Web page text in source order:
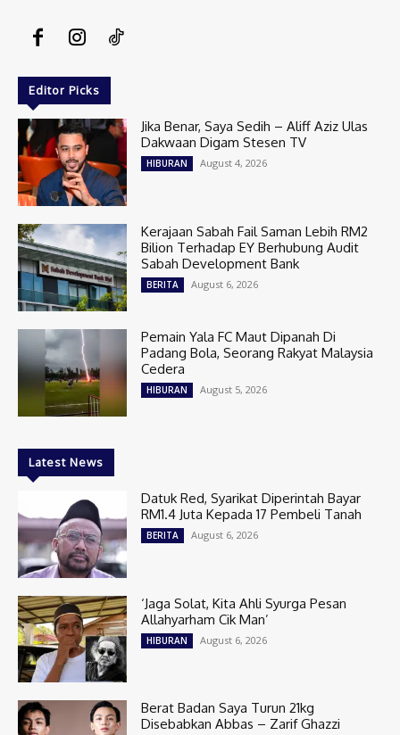
Editor Picks
Jika Benar, Saya Sedih – Aliff Aziz Ulas
Dakwaan Digam Stesen TV
HIBURAN August 4, 2026
Kerajaan Sabah Fail Saman Lebih RM2
Bilion Terhadap EY Berhubung Audit
Sabah Development Bank
BERITA August 6, 2026
Pemain Yala FC Maut Dipanah Di
Padang Bola, Seorang Rakyat Malaysia
Cedera
HIBURAN August 5, 2026
Latest News
Datuk Red, Syarikat Diperintah Bayar
RM1.4 Juta Kepada 17 Pembeli Tanah
BERITA August 6, 2026
‘Jaga Solat, Kita Ahli Syurga Pesan
Allahyarham Cik Man’
HIBURAN August 6, 2026
Berat Badan Saya Turun 21kg
Disebabkan Abbas – Zarif Ghazzi